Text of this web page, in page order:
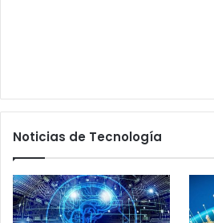
Noticias de Tecnología